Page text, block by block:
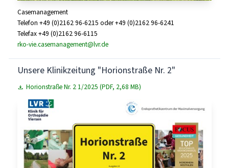
Casemanagement
Telefon +49 (0)2162 96-6215 oder +49 (0)2162 96-6241
Telefax +49 (0)2162 96-6115
rko-vie.casemanagement@lvr.de
Unsere Klinikzeitung "Horionstraße Nr. 2"
Horionstraße Nr. 2 1/2025 (PDF, 2,68 MB)